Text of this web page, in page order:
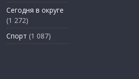
Сегодня в округе
(1 272)
Спорт (1 087)